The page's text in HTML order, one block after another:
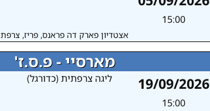
15:00
אצטדיון פארק דה פראנס, פריז, צרפת
מארסיי - פ.ס.ז'
19/09/2026
15:00
ליגה צרפתית (כדורגל)